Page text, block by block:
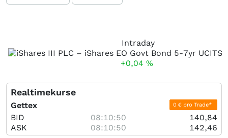
Intraday
+0,04 %
Realtimekurse
Gettex 0 € pro Trade*
BID 08:10:50
140,84
ASK
08:10:50
142,46